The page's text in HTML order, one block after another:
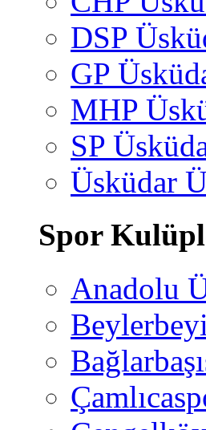
DSP
GP
MHP
SP
Üsküdar
Spor
Anadolu